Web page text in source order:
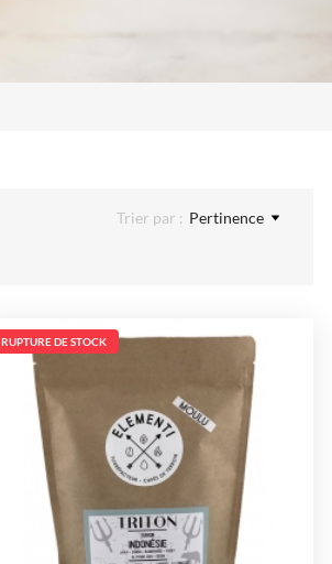
Trier par : Pertinence
RUPTURE DE STOCK